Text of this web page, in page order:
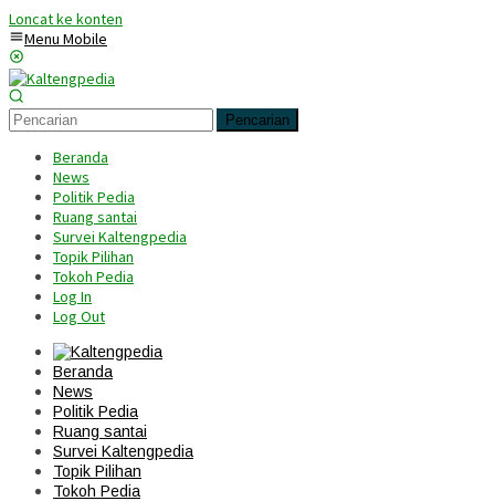
Loncat ke konten
Menu Mobile
Pencarian
Beranda
News
Politik Pedia
Ruang santai
Survei Kaltengpedia
Topik Pilihan
Tokoh Pedia
Log In
Log Out
Beranda
News
Politik Pedia
Ruang santai
Survei Kaltengpedia
Topik Pilihan
Tokoh Pedia